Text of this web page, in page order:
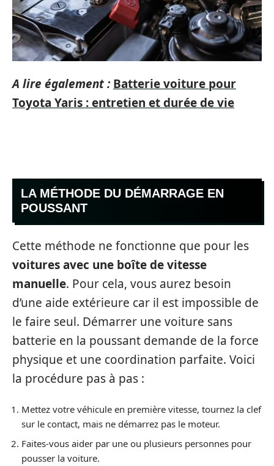
A lire également : Batterie voiture pour
Toyota Yaris : entretien et durée de vie
LA MÉTHODE DU DÉMARRAGE EN
POUSSANT
Cette méthode ne fonctionne que pour les
voitures avec une boîte de vitesse
manuelle. Pour cela, vous aurez besoin
d’une aide extérieure car il est impossible de
le faire seul. Démarrer une voiture sans
batterie en la poussant demande de la force
physique et une coordination parfaite. Voici
la procédure pas à pas :
Mettez votre véhicule en première vitesse, tournez la clef
sur le contact, mais ne démarrez pas le moteur.
Faites-vous aider par une ou plusieurs personnes pour
pousser la voiture.